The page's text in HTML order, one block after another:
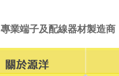
專業端子及配線器材製造商